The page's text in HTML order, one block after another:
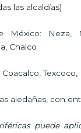
las alcaldías)
México: Neza,
Chalco
Texcoco,
aledañas, con
puede